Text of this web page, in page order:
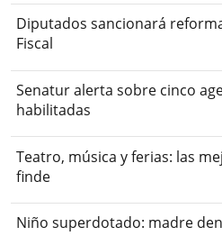
Diputados sancionará
Fiscal
Senatur alerta sobre cinco
habilitadas
Teatro, música y ferias: las
finde
Niño superdotado: madre